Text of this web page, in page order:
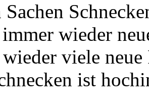
wieder
viele neue
ist